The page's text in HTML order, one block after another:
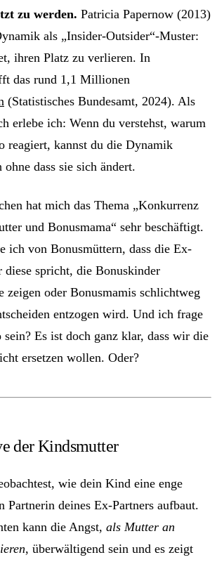
zu werden. Patricia Papernow (2013)
als „Insider-Outsider“-Muster:
ihren Platz zu verlieren. In
das rund 1,1 Millionen
(Statistisches Bundesamt, 2024). Als
erlebe ich: Wenn du verstehst, warum
reagiert, kannst du die Dynamik
dass sie sich ändert.
hat mich das Thema „Konkurrenz
und Bonusmama“ sehr beschäftigt.
ich von Bonusmüttern, dass die Ex-
diese spricht, die Bonuskinder
oder Bonusmamis schlichtweg
entzogen wird. Und ich frage
sein? Es ist doch ganz klar, dass wir die
ersetzen wollen. Oder?
der Kindsmutter
wie dein Kind eine enge
Partnerin deines Ex-Partners aufbaut.
kann die Angst, als Mutter an
, überwältigend sein und es zeigt